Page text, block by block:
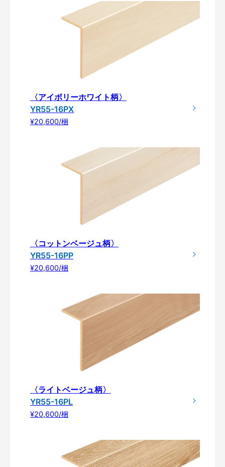
〈アイボリーホワイト柄〉
YR55-16PX
¥20,600/梱
〈コットンベージュ柄〉
YR55-16PP
¥20,600/梱
〈ライトベージュ柄〉
YR55-16PL
¥20,600/梱